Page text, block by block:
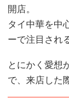
開店。
タイ中華を中
ーで注目され
とにかく愛想
で、来店した